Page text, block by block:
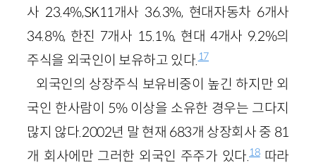
사 23.4%,SK11개사 36.3%, 현대자동차 6개사
34.8%, 한진 7개사 15.1%, 현대 4개사 9.2%의
주식을 외국인이 보유하고 있다.17
외국인의 상장주식 보유비중이 높긴 하지만 외
국인 한사람이 5% 이상을 소유한 경우는 그다지
많지 않다.2002년 말 현재 683개 상장회사 중 81
개 회사에만 그러한 외국인 주주가 있다.18따라